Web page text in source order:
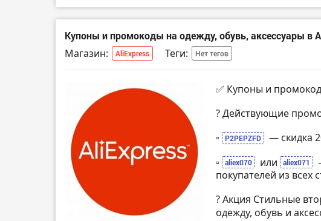
Купоны и промокоды на одежду, обувь, аксессуары в
Магазин: AliExpress Теги: Нет тегов
✅ Купоны и
? Действующие
▫️ P2PEPZFD
— скидка
▫️
aliex070 или aliex071
покупателей из
? Акция Стильные
одежду, обувь и